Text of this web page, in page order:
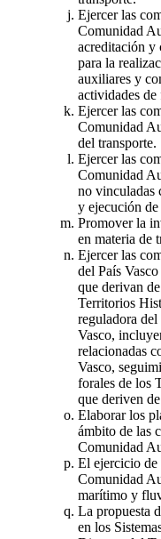
Ejercer las
Comunidad
acreditación y
para la
auxiliares y
actividades de
Ejercer las
Comunidad
del transporte.
Ejercer las
Comunidad
no vinculadas
y ejecución de
Promover la
en materia de
Ejercer las
del País
que derivan
Territorios
reguladora del
Vasco,
relacionadas
Vasco,
forales de los
que deriven
Elaborar los
ámbito de las
Comunidad
El ejercicio de
Comunidad
marítimo y
La propuesta
en los